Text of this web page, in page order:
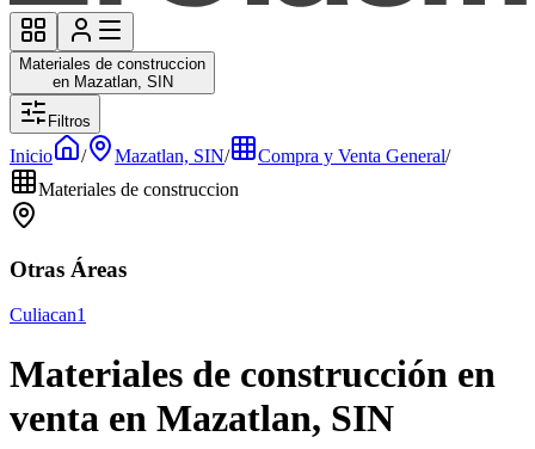
Materiales de construccion
en Mazatlan, SIN
Filtros
Inicio / Mazatlan, SIN/ Compra y Venta General/
Materiales de construccion
Otras Áreas
Culiacan1
Materiales de construcción en
venta en Mazatlan, SIN